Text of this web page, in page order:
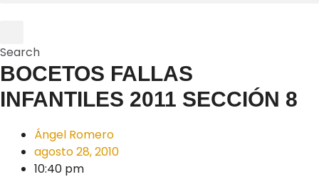
Search
BOCETOS FALLAS
INFANTILES 2011 SECCIÓN 8
Ángel Romero
agosto 28, 2010
10:40 pm